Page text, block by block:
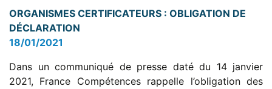
ORGANISMES CERTIFICATEURS : OBLIGATION DE
DÉCLARATION
18/01/2021
Dans un communiqué de presse daté du 14 janvier
2021, France Compétences rappelle l’obligation des